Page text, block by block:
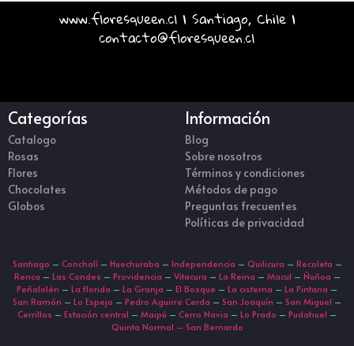
www.floresqueen.cl | Santiago, Chile |
contacto@floresqueen.cl
Categorías
Catalogo
Rosas
Flores
Chocolates
Globos
Información
Blog
Sobre nosotros
Términos y condiciones
Métodos de pago
Preguntas frecuentes
Políticas de privacidad
Santiago – Conchalí– Huechuraba – Independencia – Quilicura – Recoleta –
Renca – Las Condes – Providencia – Vitacura – La Reina – Macul – Ñuñoa –
Peñalolén – La florida – La Granja – El Bosque – La cisterna – La Pintana –
San Ramón – Lo Espejo – Pedro Aguirre Cerda – San Joaquín – San Miguel –
Cerrillos – Estación central – Maipú – Cerro Navia – Lo Prado – Pudahuel –
Quinta Normal – San Bernardo